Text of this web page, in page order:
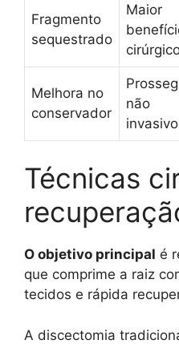
Fragmento
sequestrado
Maior
Melhora no
conservador
não
invasivo
Técnicas
O objetivo principal é
que comprime a raiz
tecidos e rápida
A discectomia